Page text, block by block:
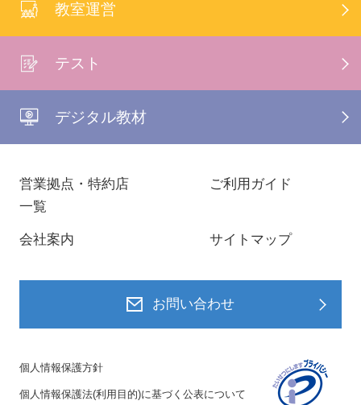
教室運営
テスト
デジタル教材
営業拠点・特約店
一覧
ご利用ガイド
会社案内 サイトマップ
お問い合わせ
個人情報保護方針
個人情報保護法(利用目的)に基づく公表について